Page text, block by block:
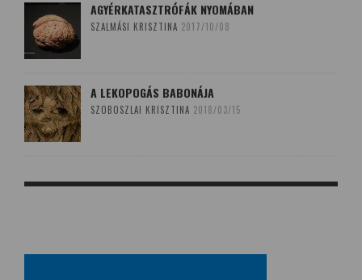
AGYÉRKATASZTRÓFÁK NYOMÁBAN
SZALMÁSI KRISZTINA 2017/10/08
A LEKOPOGÁS BABONÁJA
SZOBOSZLAI KRISZTINA 2018/03/15